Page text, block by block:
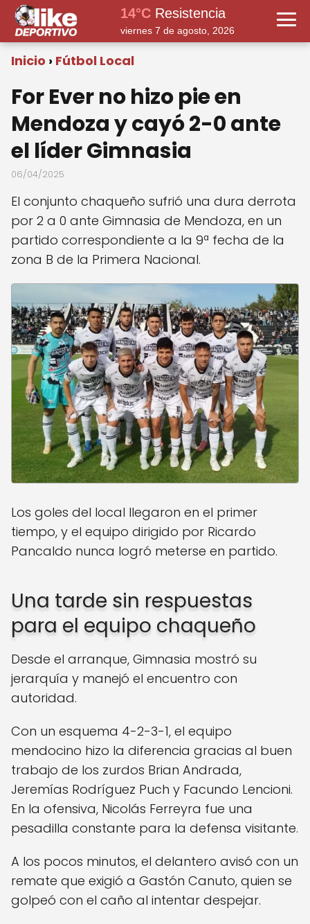
14°CResistencia
viernes 7 de agosto, 2026
Inicio Fútbol Local
For Ever no hizo pie en
Mendoza y cayó 2-0 ante
el líder Gimnasia
06/04/2025
El conjunto chaqueño sufrió una dura derrota
por 2 a 0 ante Gimnasia de Mendoza, en un
partido correspondiente a la 9ª fecha de la
zona B de la Primera Nacional.
Los goles del local llegaron en el primer
tiempo, y el equipo dirigido por Ricardo
Pancaldo nunca logró meterse en partido.
Una tarde sin respuestas
para el equipo chaqueño
Desde el arranque, Gimnasia mostró su
jerarquía y manejó el encuentro con
autoridad.
Con un esquema 4-2-3-1, el equipo
mendocino hizo la diferencia gracias al buen
trabajo de los zurdos Brian Andrada,
Jeremías Rodríguez Puch y Facundo Lencioni.
En la ofensiva, Nicolás Ferreyra fue una
pesadilla constante para la defensa visitante.
A los pocos minutos, el delantero avisó con un
remate que exigió a Gastón Canuto, quien se
golpeó con el caño al intentar despejar.